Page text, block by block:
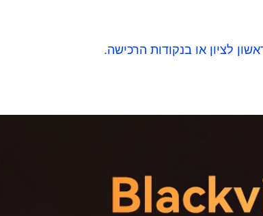
לציון או בנקודות הרכישה.